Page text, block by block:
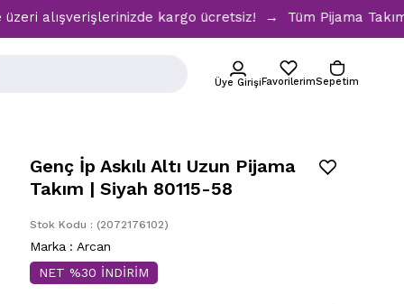
kargo ücretsiz! → Tüm Pijama
Üye GirişiFavorilerimSepetim
Genç İp Askılı Altı Uzun Pijama
Takım | Siyah 80115-58
Stok Kodu (2072176102)
Marka : Arcan
NET %30 İNDİRİM